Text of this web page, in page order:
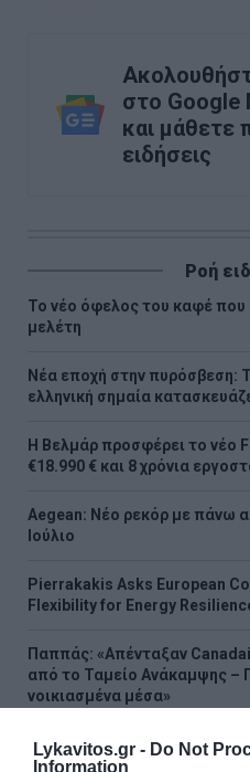
Lykavitos.gr - Do Not
Information
στο Google
και μάθετε
ειδήσεις
Ροή
Το νέο όφελος του καφέ που
μελέτη
Νέα εποχή στην πυρόσβεση:
ελληνική σημαία
Η Βελμάρ προσφέρει τo νέο
€18.990 € και 8 χρόνια
Aegean: Νέο ρεκόρ με πάνω
Ιούλιο
Pierrakakis Asks European
Flexibility for Energy
Παππάς: «Απένταξαν
από το Ταμείο Ανάκαμψης –
νοικιασμένα μέσα»
Στον ανακριτή οι επτά
Βοιωτία – Κατηγορούνται